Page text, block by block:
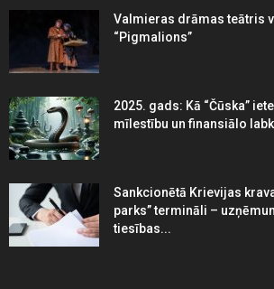
Valmieras drāmas teātris
“Pigmalions”
2025. gads: Kā “Čūska”
mīlestību un finansiālo
Sankcionētā Krievijas
parks” termināli –
tiesības...